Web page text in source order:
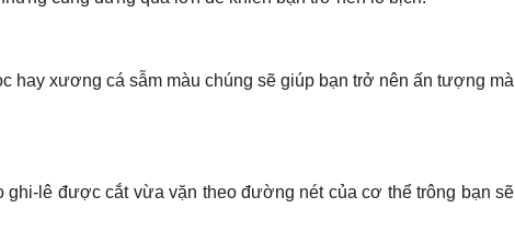
hay xương cá sẫm màu chúng sẽ giúp bạn trở nên ấn tượng mà
ghi-lê được cắt vừa vặn theo đường nét của cơ thể trông bạn sẽ